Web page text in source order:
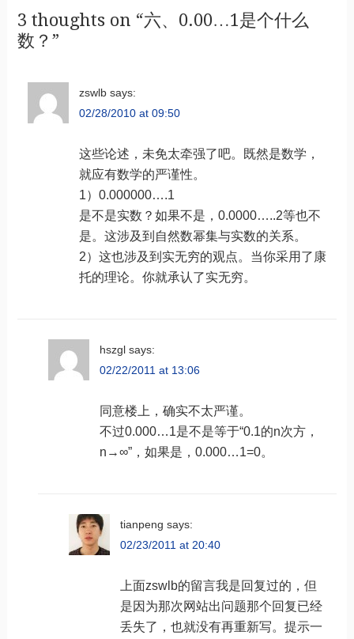
3 thoughts on “六、0.00…1是个什么
数？ ”
zswlb says:
02/28/2010 at 09:50
这些论述，未免太牵强了吧。既然是数学，
就应有数学的严谨性。
1）0.000000….1
是不是实数？如果不是，0.0000…..2等也不
是。这涉及到自然数幂集与实数的关系。
2）这也涉及到实无穷的观点。当你采用了康
托的理论。你就承认了实无穷。
hszgl says:
02/22/2011 at 13:06
同意楼上，确实不太严谨。
不过0.000…1是不是等于“0.1的n次方，
n→∞”，如果是，0.000…1=0。
tianpeng says:
02/23/2011 at 20:40
上面zswlb的留言我是回复过的，但
是因为那次网站出问题那个回复已经
丢失了，也就没有再重新写。提示一